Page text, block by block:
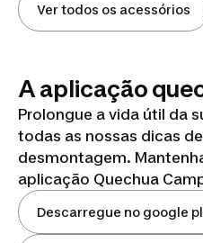
Ver todos os acessórios
A aplicação
Prolongue a vida útil da
todas as nossas dicas
desmontagem.
aplicação Quechua
Descarregue no google